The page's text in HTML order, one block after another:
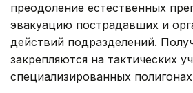
преодоление естественных
эвакуацию пострадавших и
действий подразделений.
закрепляются на тактических
специализированных